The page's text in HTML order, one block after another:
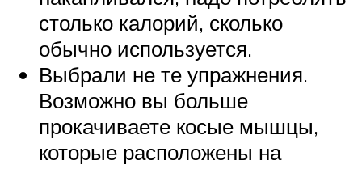
столько калорий, сколько
обычно используется.
Выбрали не те упражнения.
Возможно вы больше
прокачиваете косые мышцы,
которые расположены на